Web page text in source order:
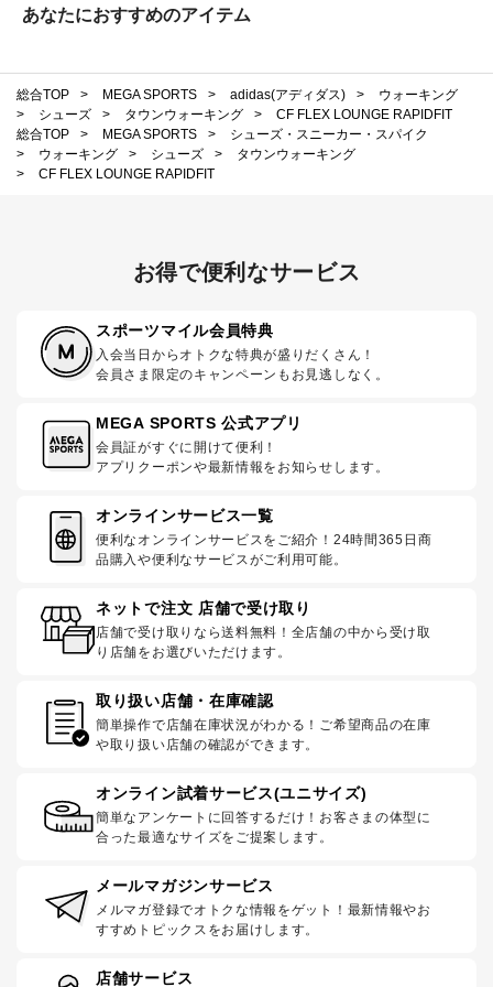
あなたにおすすめのアイテム
総合TOP > MEGA SPORTS > adidas(アディダス) >
ウォーキング
>
シューズ > タウンウォーキング >
CF FLEX LOUNGE RAPIDFIT
総合TOP
> MEGA SPORTS >
シューズ・スニーカー・スパイク
>
ウォーキング > シューズ >
タウンウォーキング
>
CF FLEX LOUNGE RAPIDFIT
お得で便利なサービス
スポーツマイル会員特典
入会当日からオトクな特典が盛りだくさん！
会員さま限定のキャンペーンもお見逃しなく。
MEGA SPORTS 公式アプリ
会員証がすぐに開けて便利！
アプリクーポンや最新情報をお知らせします。
オンラインサービス一覧
便利なオンラインサービスをご紹介！24時間365日商
品購入や便利なサービスがご利用可能。
ネットで注文 店舗で受け取り
店舗で受け取りなら送料無料！全店舗の中から受け取
り店舗をお選びいただけます。
取り扱い店舗・在庫確認
簡単操作で店舗在庫状況がわかる！ご希望商品の在庫
や取り扱い店舗の確認ができます。
オンライン試着サービス(ユニサイズ)
簡単なアンケートに回答するだけ！お客さまの体型に
合った最適なサイズをご提案します。
メールマガジンサービス
メルマガ登録でオトクな情報をゲット！最新情報やお
すすめトピックスをお届けします。
店舗サービス